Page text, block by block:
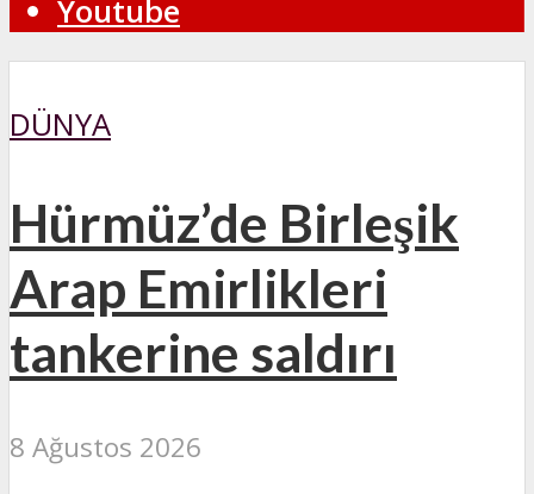
Youtube
DÜNYA
Hürmüz’de Birleşik
Arap Emirlikleri
tankerine saldırı
8 Ağustos 2026